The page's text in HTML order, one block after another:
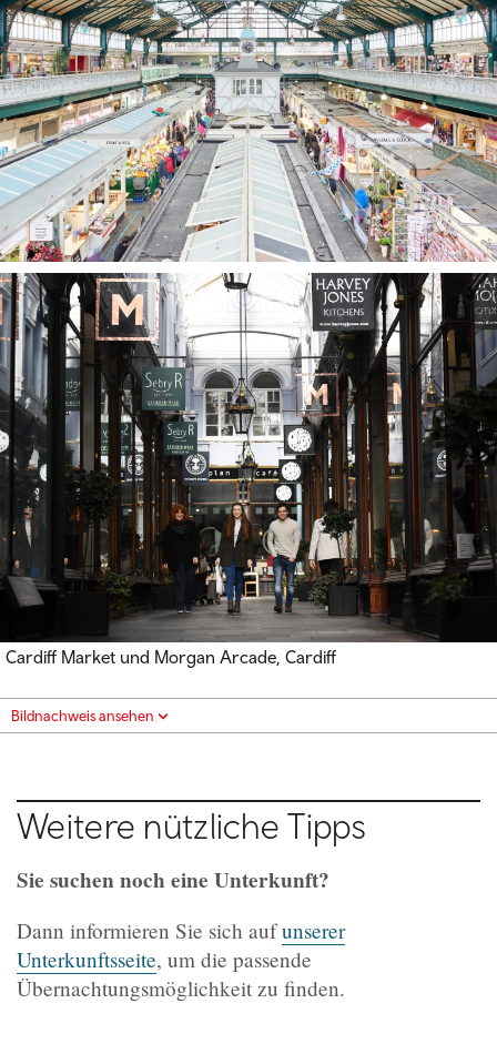
Cardiff Market und Morgan Arcade, Cardiff
Bildnachweis ansehen
Weitere nützliche Tipps
Sie suchen noch eine Unterkunft?
Dann informieren Sie sich aufunserer
Unterkunftsseite, um die passende
Übernachtungsmöglichkeit zu finden.